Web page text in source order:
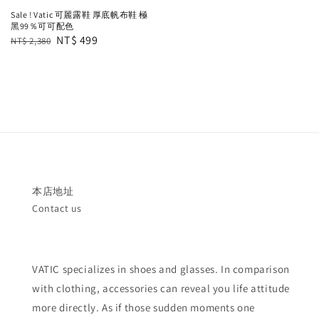
Sale ! Vatic 可麗露鞋 厚底帆布鞋 極
黑99％可可配色
Regular
NT$ 2,380 Sale
NT$ 499
本店地址
Contact us
VATIC specializes in shoes and glasses. In comparison
with clothing, accessories can reveal you life attitude
more directly. As if those sudden moments one